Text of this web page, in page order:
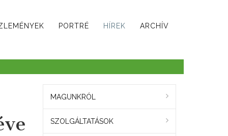
PORTRÉ HÍREK ARCHÍV
MAGUNKRÓL
SZOLGÁLTATÁSOK